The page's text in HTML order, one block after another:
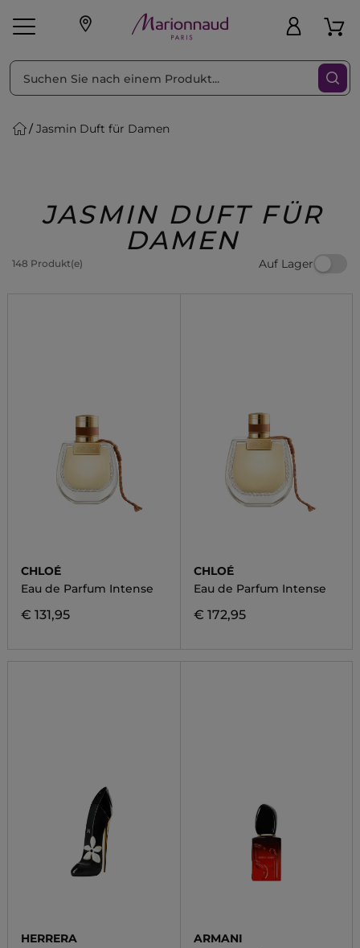
Geschenke
Jasmin Duft für Damen
JASMIN DUFT FÜR
DAMEN
148 Produkt(e) Auf Lager
sortieren nach Filter
CHLOÉ
Eau de Parfum Intense
€ 131,95
CHLOÉ
Eau de Parfum Intense
€ 172,95
HERRERA
ARMANI